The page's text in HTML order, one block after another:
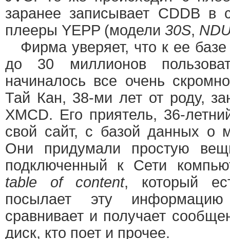
заранее записывает CDDB в
плееры YEPP (модели 30S,
Фирма уверяет, что к ее
до 30 миллионов
начиналось все очень
Тай Кан, 38-ми лет от роду,
XMCD. Его приятель, 36-
свой сайт, с базой данных о
Они придумали простую
подключенный к Сети
table of content, который
посылает эту
сравнивает и получает
диск, кто поет и прочее.